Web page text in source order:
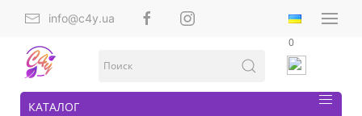
info@c4y.ua
0
КАТАЛОГ